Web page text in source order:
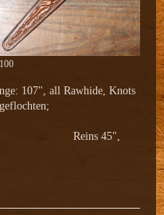
107", all Rawhide, Knots
48-fach geflochten;
45",